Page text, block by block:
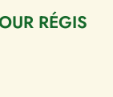
RÉGIS